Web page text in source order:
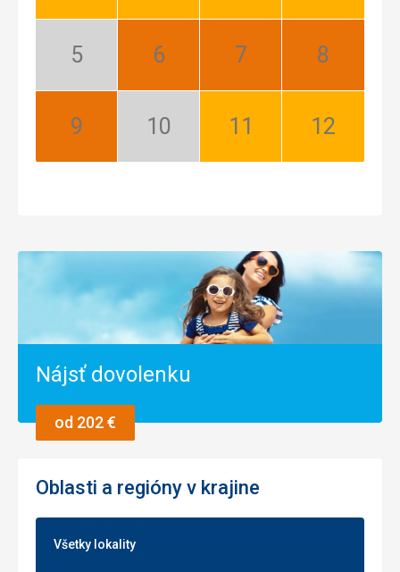
Máj:
Jún:
Júl:
August:
September:
Október:
November:
December:
Nájsť dovolenku
od 202 €
Oblasti a regióny v krajine
Všetky lokality